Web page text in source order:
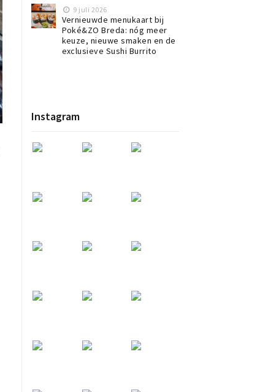
9 juli 2026
Vernieuwde menukaart bij
Poké&ZO Breda: nóg meer
keuze, nieuwe smaken en de
exclusieve Sushi Burrito
Instagram